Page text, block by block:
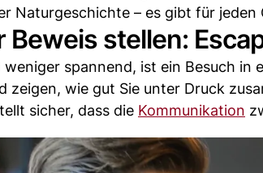
Naturgeschichte – es gibt für
stellen:
spannend, ist ein Besuch in
zeigen, wie gut Sie unter Druck
sicher, dass die Kommunikation